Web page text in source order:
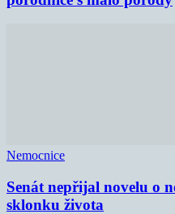
Nemocnice
Senát nepřijal novelu o
sklonku života